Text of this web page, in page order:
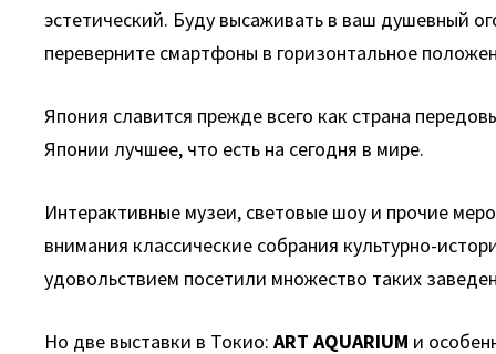
эстетический. Буду высаживать в ваш душевный
переверните смартфоны в горизонтальное
Япония славится прежде всего как страна
Японии лучшее, что есть на сегодня в мире.
Интерактивные музеи, световые шоу и прочие
внимания классические собрания культурно-
удовольствием посетили множество таких
Но две выставки в Токио:ART AQUARIUM и